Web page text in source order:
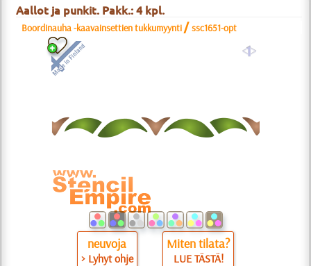
Aallot ja punkit. Pakk.: 4 kpl.
Boordinauha -kaavainsettien tukkumyynti /ssc1651-opt
a
neuvoja
> Lyhyt ohje
Miten tilata?
LUE TÄSTÄ!